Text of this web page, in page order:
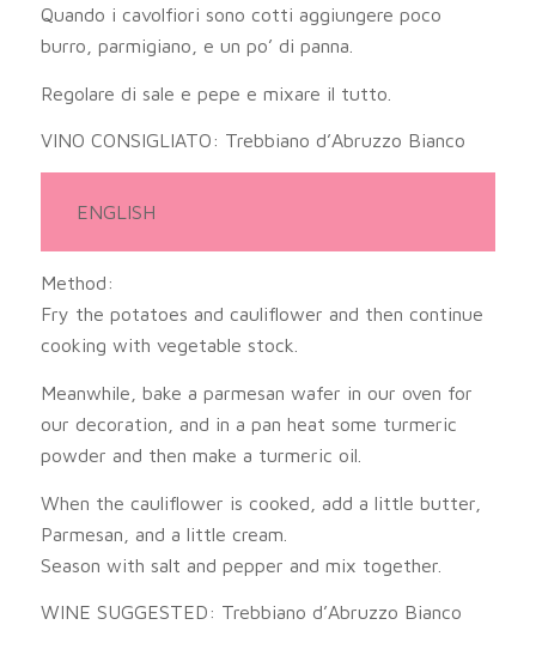
Quando i cavolfiori sono cotti aggiungere poco
burro, parmigiano, e un po’ di panna.
Regolare di sale e pepe e mixare il tutto.
VINO CONSIGLIATO: Trebbiano d’Abruzzo Bianco
ENGLISH
Method:
Fry the potatoes and cauliflower and then continue
cooking with vegetable stock.
Meanwhile, bake a parmesan wafer in our oven for
our decoration, and in a pan heat some turmeric
powder and then make a turmeric oil.
When the cauliflower is cooked, add a little butter,
Parmesan, and a little cream.
Season with salt and pepper and mix together.
WINE SUGGESTED: Trebbiano d’Abruzzo Bianco